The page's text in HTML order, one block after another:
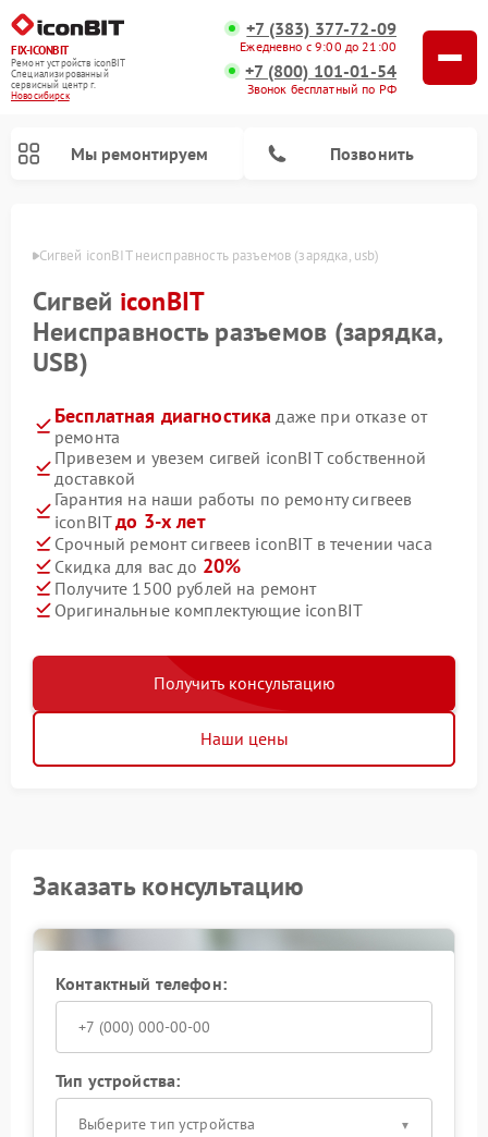
FIX-ICONBIT
Ремонт устройств iconBIT
Специализированный
cервисный центр г.
Новосибирск
+7 (383) 377-72-09
Ежедневно с 9:00 до 21:00
+7 (800) 101-01-54
Звонок бесплатный по РФ
Мы ремонтируем Позвонить
Сигвей iconBIT неисправность разъемов (зарядка, usb)
Сигвей iconBIT
Неисправность разъемов (зарядка,
USB)
Бесплатная диагностика даже при отказе от
ремонта
Привезем и увезем сигвей iconBIT собственной
доставкой
Гарантия на наши работы по ремонту сигвеев
iconBITдо 3-х лет
Срочный ремонт сигвеев iconBIT в течении часа
Скидка для вас до 20%
Получите 1500 рублей на ремонт
Оригинальные комплектующие iconBIT
Получить консультацию
Наши цены
Заказать консультацию
Контактный телефон:
Тип устройства:
Выберите тип устройства